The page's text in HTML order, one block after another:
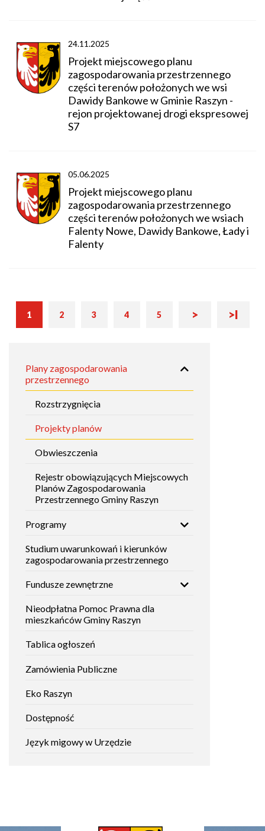
nawigacja
Plany
Plany zagospodarowania
przestrzennego
Rozstrzygnięcia
Projekty planów
Obwieszczenia
Rejestr obowiązujących Miejscowych
Planów Zagospodarowania
Przestrzennego Gminy Raszyn
Programy
Studium uwarunkowań i kierunków
zagospodarowania przestrzennego
Fundusze zewnętrzne
Nieodpłatna Pomoc Prawna dla
mieszkańców Gminy Raszyn
Tablica ogłoszeń
Will
in
window
Zamówienia Publiczne
Eko Raszyn
Dostępność
Język migowy w Urzędzie
24.11.2025
Projekt miejscowego planu
zagospodarowania przestrzennego
części terenów położonych we wsi
Dawidy Bankowe w Gminie Raszyn -
rejon projektowanej drogi ekspresowej
S7
05.06.2025
Projekt miejscowego planu
zagospodarowania przestrzennego
części terenów położonych we wsiach
Falenty Nowe, Dawidy Bankowe, Łady i
Falenty
Stronicowanie
Bieżąca
1 Strona
2 Strona
3 Strona
4 Strona
5
Następna
>
Ostatnia
>I